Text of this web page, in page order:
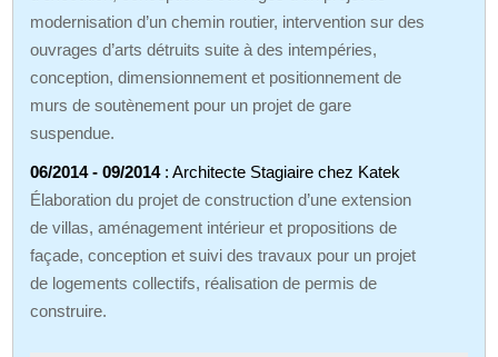
modernisation d’un chemin routier, intervention sur des
ouvrages d’arts détruits suite à des intempéries,
conception, dimensionnement et positionnement de
murs de soutènement pour un projet de gare
suspendue.
06/2014 - 09/2014: Architecte Stagiaire chez Katek
Élaboration du projet de construction d’une extension
de villas, aménagement intérieur et propositions de
façade, conception et suivi des travaux pour un projet
de logements collectifs, réalisation de permis de
construire.